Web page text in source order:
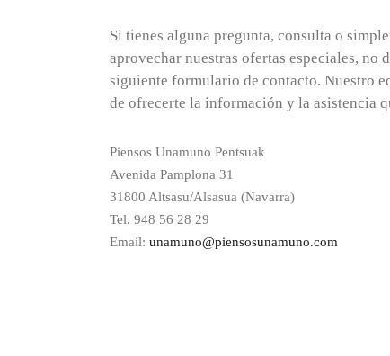
Si tienes alguna pregunta, consulta o
aprovechar nuestras ofertas especiales, no
siguiente formulario de contacto. Nuestro
de ofrecerte la información y la asistencia
Piensos Unamuno Pentsuak
Avenida Pamplona 31
31800 Altsasu/Alsasua (Navarra)
Tel. 948 56 28 29
Email: unamuno@piensosunamuno.com